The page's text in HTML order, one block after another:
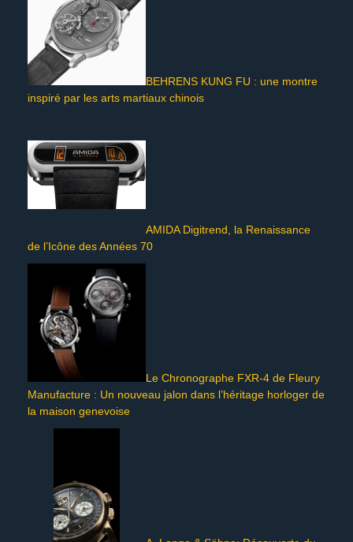
BEHRENS KUNG FU : une montre
inspiré par les arts martiaux chinois
AMIDA Digitrend, la Renaissance
de l’Icône des Années 70
Le Chronographe FXR-4 de Fleury
Manufacture : Un nouveau jalon dans l’héritage horloger de
la maison genevoise